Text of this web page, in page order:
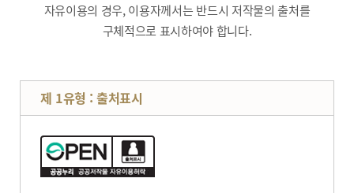
자유이용의 경우, 이용자께서는 반드시 저작물의 출처를
구체적으로 표시하여야 합니다.
제 1유형 : 출처표시